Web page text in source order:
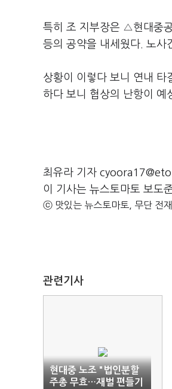
특히 조 지부장은 △현대중
등의 공약을 내세웠다. 노사
상황이 이렇다 보니 연내 타
하다 보니 협상의 난항이 예
최유라 기자
이 기사는 뉴스토마토 보도
ⓒ 맛있는 뉴스토마토, 무단 전
관련기사
현대중 노조 "법인분할
주총 무효…재벌 편들기